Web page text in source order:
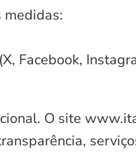
medidas:
Facebook,
O site